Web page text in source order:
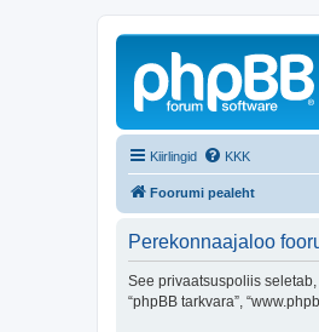
Kiirlingid KKK
Foorumi pealeht
Perekonnaajaloo
See privaatsuspoliis seletab,
“phpBB tarkvara”,